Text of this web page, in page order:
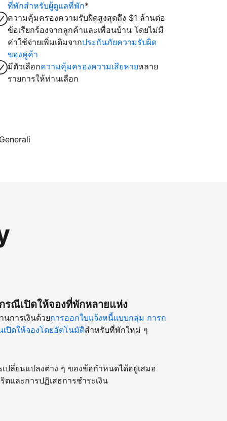
ที่พักสำหรับผู้ดูแลที่พัก*
ความคุ้มครองความรับผิดสูงสุดถึง $1 ล้านต่อ
ข้อเรียกร้องจากลูกค้าและเพื่อนบ้าน โดยไม่มี
ค่าใช้จ่ายเพิ่มเติมจากประกันภัยความรับผิด
ของคู่ค้า
มีตัวเลือกความคุ้มครองความเสียหายหลาย
รายการให้ท่านเลือก
รณีเปิดให้จองที่พักหลายแห่ง
นการเงินด้วยการออกใบแจ้งหนี้แบบกลุ่ม การก
เปิดให้จองโดยอัตโนมัติสำหรับที่พักใหม่ ๆ
ปลี่ยนแปลงต่าง ๆ ของข้อกำหนดได้อยู่เสมอ
ตและการปฏิเสธการชำระเงิน